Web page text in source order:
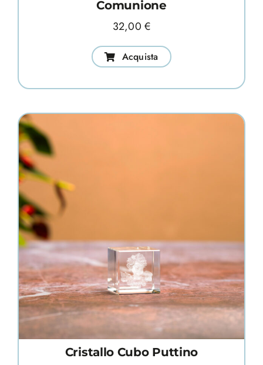
Comunione
32,00€
Acquista
Cristallo Cubo Puttino